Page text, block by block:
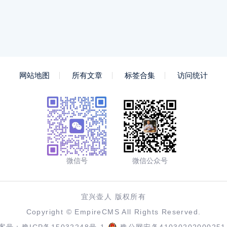
网站地图 所有文章 标签合集 访问统计
微信号 微信公众号
宜兴壶人 版权所有
Copyright © EmpireCMS All Rights Reserved.